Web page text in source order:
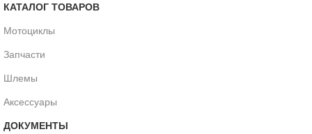
КАТАЛОГ ТОВАРОВ
Мотоциклы
Запчасти
Шлемы
Аксессуары
ДОКУМЕНТЫ